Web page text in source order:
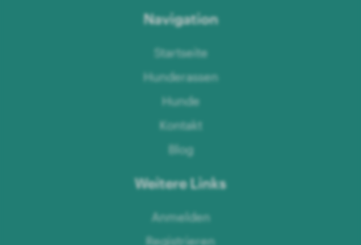
Navigation
Startseite
Hunderassen
Hunde
Kontakt
Blog
Weitere Links
Anmelden
Registrieren